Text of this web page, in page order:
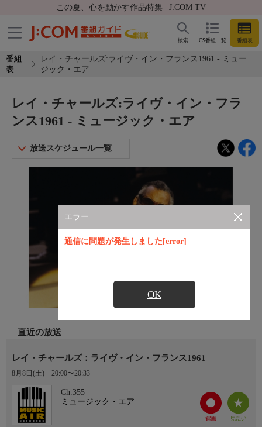
この夏、心を動かす作品特集 | J:COM TV
CS番組一覧 番組表
検索
番組
表
レイ・チャールズ:ライヴ・イン・フランス1961 - ミュー
ジック・エア
エラー
通信に問題が発生しました[error]
OK
レイ・チャールズ:ライヴ・イン・フラ
ンス1961 - ミュージック・エア
放送スケジュール一覧
直近の放送
レイ・チャールズ：ライヴ・イン・フランス1961
8月8日(土) 20:00〜20:33
Ch.355
ミュージック・エア